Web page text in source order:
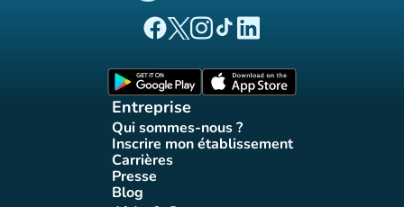
(nouvel onglet)
(nouvel onglet)
(nouvel onglet)
(nouvel onglet)
(nouvel onglet)
Entreprise
Qui sommes-nous ?
(nouvel onglet)
Inscrire mon établissement
(nouvel onglet)
Carrières(nouvel onglet)
Presse(nouvel onglet)
Blog(nouvel onglet)